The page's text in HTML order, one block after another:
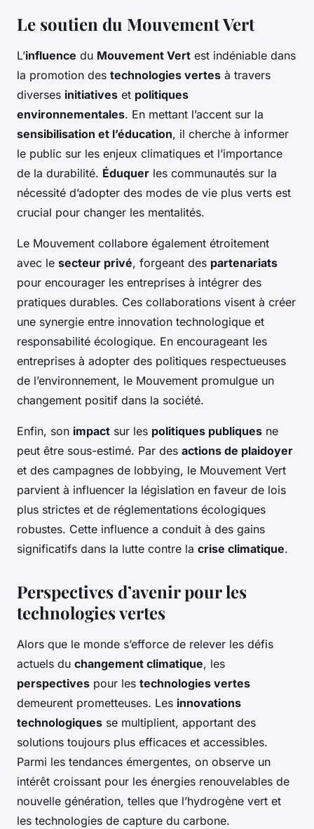
Le soutien du Mouvement Vert
L’influence du Mouvement Vert est indéniable dans
la promotion des technologies vertes à travers
diverses initiatives et politiques
environnementales. En mettant l’accent sur la
sensibilisation et l’éducation, il cherche à informer
le public sur les enjeux climatiques et l’importance
de la durabilité. Éduquer les communautés sur la
nécessité d’adopter des modes de vie plus verts est
crucial pour changer les mentalités.
Le Mouvement collabore également étroitement
avec le secteur privé, forgeant des partenariats
pour encourager les entreprises à intégrer des
pratiques durables. Ces collaborations visent à créer
une synergie entre innovation technologique et
responsabilité écologique. En encourageant les
entreprises à adopter des politiques respectueuses
de l’environnement, le Mouvement promulgue un
changement positif dans la société.
Enfin, son impact sur les politiques publiques ne
peut être sous-estimé. Par des actions de plaidoyer
et des campagnes de lobbying, le Mouvement Vert
parvient à influencer la législation en faveur de lois
plus strictes et de réglementations écologiques
robustes. Cette influence a conduit à des gains
significatifs dans la lutte contre la crise climatique.
Perspectives d’avenir pour les
technologies vertes
Alors que le monde s’efforce de relever les défis
actuels du changement climatique, les
perspectives pour les technologies vertes
demeurent prometteuses. Les innovations
technologiques se multiplient, apportant des
solutions toujours plus efficaces et accessibles.
Parmi les tendances émergentes, on observe un
intérêt croissant pour les énergies renouvelables de
nouvelle génération, telles que l’hydrogène vert et
les technologies de capture du carbone.